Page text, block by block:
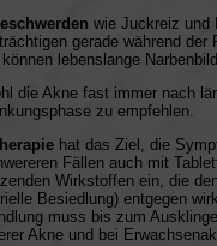
wie Juckreiz und
gerade während
lebenslange
die Akne fast immer nach
zu empfehlen.
hat das Ziel, die
Fällen auch mit
Wirkstoffen ein, die
Besiedlung) entgegen
muss bis zum
Akne und bei